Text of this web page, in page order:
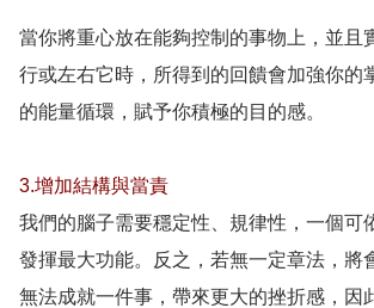
當你將重心放在能夠控制的事物上，並且
行或左右它時，所得到的回饋會加強你的
的能量循環，賦予你積極的目的感。
3.增加結構與當責
我們的腦子需要穩定性、規律性，一個可
發揮最大功能。反之，若無一定章法，將
無法成就一件事，帶來更大的挫折感，因